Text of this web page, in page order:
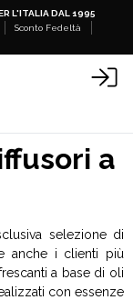
L'ITALIA DAL 1995
Sconto Fedeltà
a
selezione di
anche i clienti più
a base di oli
con essenze